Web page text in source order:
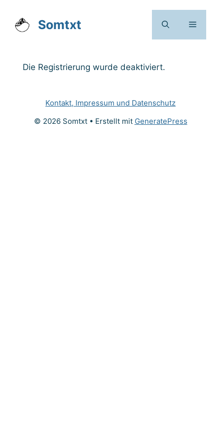
Inhalt
springen
Somtxt Menü
Die Registrierung wurde deaktiviert.
Kontakt, Impressum und Datenschutz
© 2026 Somtxt• Erstellt mit GeneratePress